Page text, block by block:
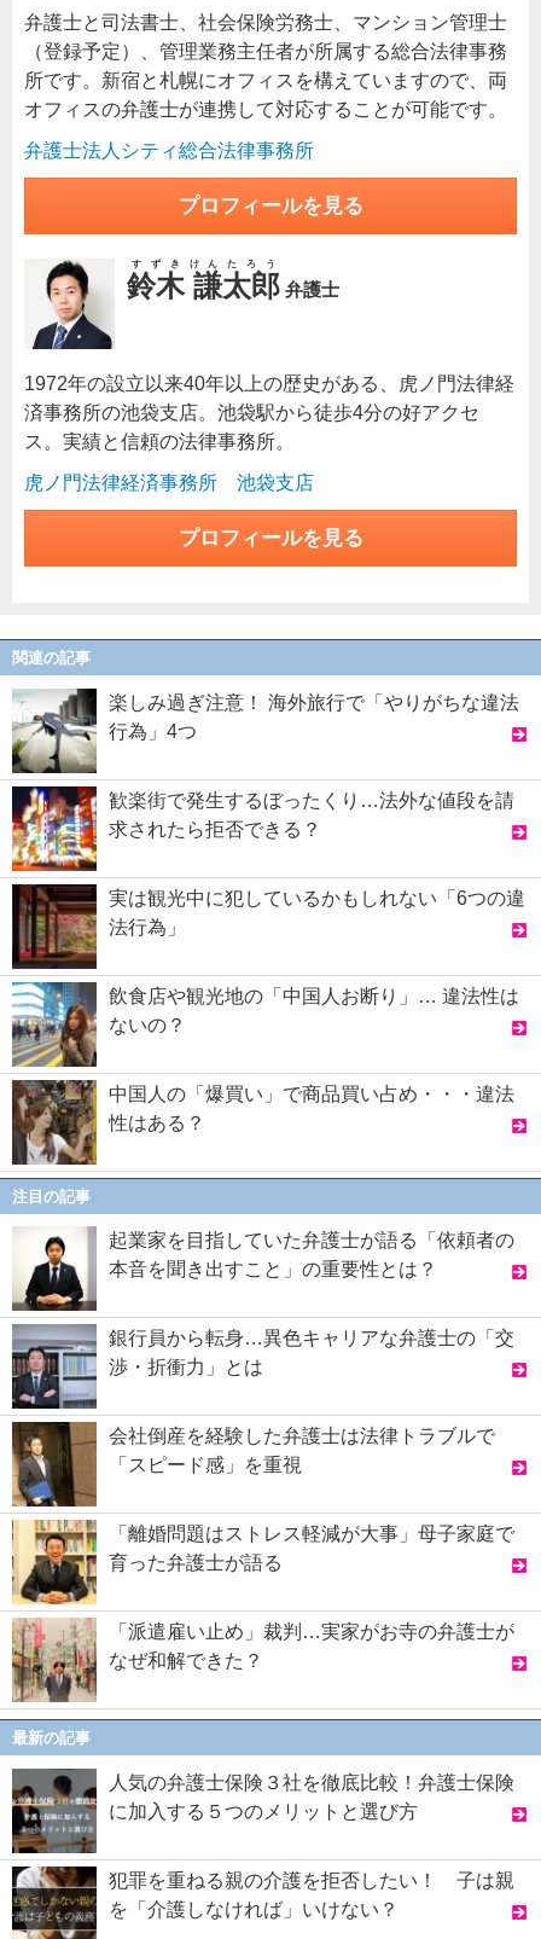
弁護士と司法書士、社会保険労務士、マンション管理士
（登録予定）、管理業務主任者が所属する総合法律事務
所です。新宿と札幌にオフィスを構えていますので、両
オフィスの弁護士が連携して対応することが可能です。
弁護士法人シティ総合法律事務所
プロフィールを見る
鈴木 謙太郎
すずきけんたろう
弁護士
1972年の設立以来40年以上の歴史がある、虎ノ門法律経
済事務所の池袋支店。池袋駅から徒歩4分の好アクセ
ス。実績と信頼の法律事務所。
虎ノ門法律経済事務所 池袋支店
プロフィールを見る
関連の記事
楽しみ過ぎ注意！ 海外旅行で「やりがちな違法
行為」4つ
歓楽街で発生するぼったくり…法外な値段を請
求されたら拒否できる？
実は観光中に犯しているかもしれない「6つの違
法行為」
飲食店や観光地の「中国人お断り」… 違法性は
ないの？
中国人の「爆買い」で商品買い占め・・・違法
性はある？
注目の記事
起業家を目指していた弁護士が語る「依頼者の
本音を聞き出すこと」の重要性とは？
銀行員から転身…異色キャリアな弁護士の「交
渉・折衝力」とは
会社倒産を経験した弁護士は法律トラブルで
「スピード感」を重視
「離婚問題はストレス軽減が大事」母子家庭で
育った弁護士が語る
「派遣雇い止め」裁判…実家がお寺の弁護士が
なぜ和解できた？
最新の記事
人気の弁護士保険３社を徹底比較！弁護士保険
に加入する５つのメリットと選び方
犯罪を重ねる親の介護を拒否したい！ 子は親
を「介護しなければ」いけない？